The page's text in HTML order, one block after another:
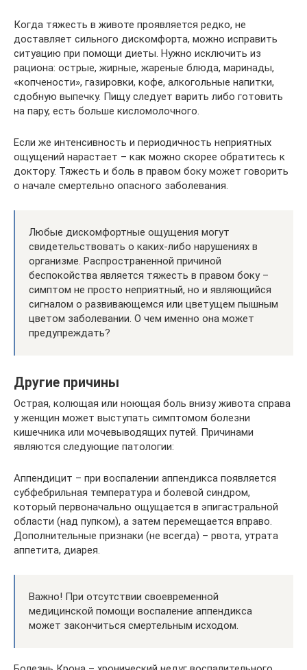
Когда тяжесть в животе проявляется редко, не
доставляет сильного дискомфорта, можно исправить
ситуацию при помощи диеты. Нужно исключить из
рациона: острые, жирные, жареные блюда, маринады,
«копчености», газировки, кофе, алкогольные напитки,
сдобную выпечку. Пищу следует варить либо готовить
на пару, есть больше кисломолочного.
Если же интенсивность и периодичность неприятных
ощущений нарастает – как можно скорее обратитесь к
доктору. Тяжесть и боль в правом боку может говорить
о начале смертельно опасного заболевания.
Любые дискомфортные ощущения могут
свидетельствовать о каких-либо нарушениях в
организме. Распространенной причиной
беспокойства является тяжесть в правом боку –
симптом не просто неприятный, но и являющийся
сигналом о развивающемся или цветущем пышным
цветом заболевании. О чем именно она может
предупреждать?
Другие причины
Острая, колющая или ноющая боль внизу живота справа
у женщин может выступать симптомом болезни
кишечника или мочевыводящих путей. Причинами
являются следующие патологии:
Аппендицит – при воспалении аппендикса появляется
субфебрильная температура и болевой синдром,
который первоначально ощущается в эпигастральной
области (над пупком), а затем перемещается вправо.
Дополнительные признаки (не всегда) – рвота, утрата
аппетита, диарея.
Важно! При отсутствии своевременной
медицинской помощи воспаление аппендикса
может закончиться смертельным исходом.